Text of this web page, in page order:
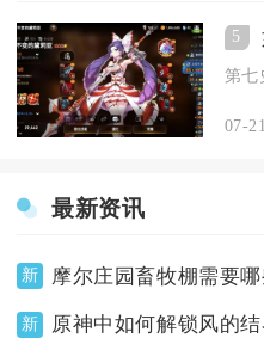
5
07-21
最新资讯
新 摩尔庄园畜牧棚需要
新 原神中如何解锁风的